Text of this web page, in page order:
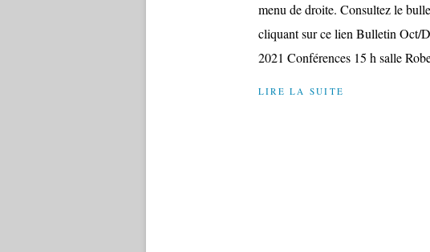
menu de droite. Consultez le
cliquant sur ce lien Bulletin
2021 Conférences 15 h salle
LIRE LA SUITE